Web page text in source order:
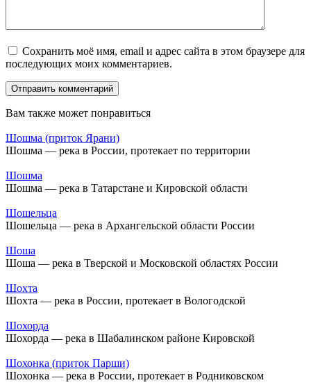
Сохранить моё имя, email и адрес сайта в этом браузере для
последующих моих комментариев.
Вам также может понравиться
Шошма (приток Ярани)
Шошма — река в России, протекает по территории
Шошма
Шошма — река в Татарстане и Кировской области
Шошельца
Шошельца — река в Архангельской области России
Шоша
Шоша — река в Тверской и Московской областях России
Шохта
Шохта — река в России, протекает в Вологодской
Шохорда
Шохорда — река в Шабалинском районе Кировской
Шохонка (приток Парши)
Шохонка — река в России, протекает в Родниковском